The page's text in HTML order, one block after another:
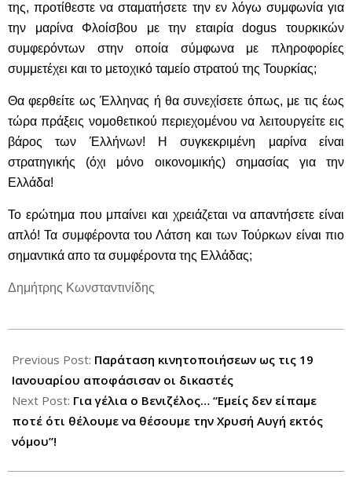
της, προτίθεστε να σταματήσετε την εν λόγω συμφωνία για
την μαρίνα Φλοίσβου με την εταιρία dogus τουρκικών
συμφερόντων στην οποία σύμφωνα με πληροφορίες
συμμετέχει και το μετοχικό ταμείο στρατού της Τουρκίας;
Θα φερθείτε ως Έλληνας ή θα συνεχίσετε όπως, με τις έως
τώρα πράξεις νομοθετικού περιεχομένου να λειτουργείτε εις
βάρος των Έλλήνων! Η συγκεκριμένη μαρίνα είναι
στρατηγικής (όχι μόνο οικονομικής) σημασίας για την
Ελλάδα!
Το ερώτημα που μπαίνει και χρειάζεται να απαντήσετε είναι
απλό! Τα συμφέροντα του Λάτση και των Τούρκων είναι πιο
σημαντικά απο τα συμφέροντα της Ελλάδας;
Δημήτρης Κωνσταντινίδης
12-
08
Previous Post: Παράταση κινητοποιήσεων ως τις 19
Ιανουαρίου αποφάσισαν οι δικαστές
Next Post: Για γέλια ο Βενιζέλος… “Εμείς δεν είπαμε
ποτέ ότι θέλουμε να θέσουμε την Χρυσή Αυγή εκτός
νόμου”!